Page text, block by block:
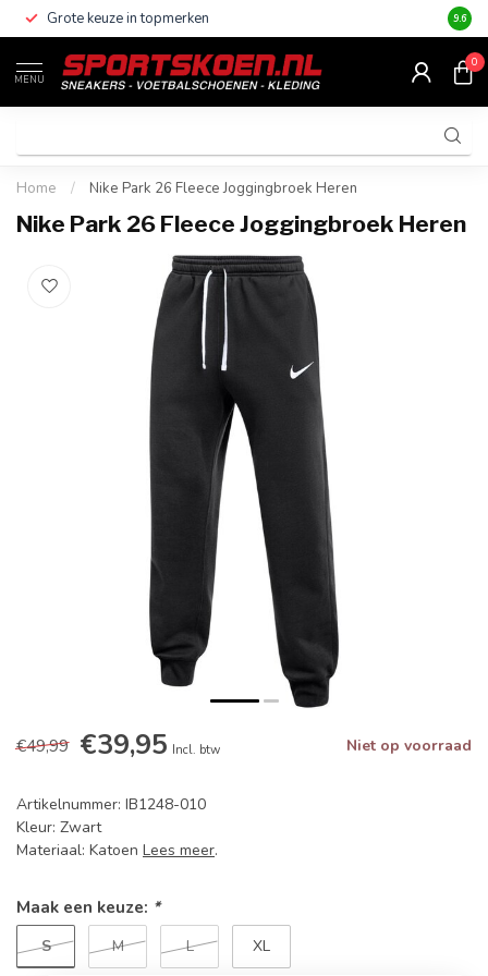
Grote keuze in topmerken Altijd
9.6
MENU
0
Home / Nike Park 26 Fleece Joggingbroek Heren
Nike Park 26 Fleece Joggingbroek Heren
€49,99 €39,95 Incl. btw Niet op voorraad
Artikelnummer: IB1248-010
Kleur: Zwart
Materiaal: Katoen Lees meer.
Maak een keuze: *
S M L XL